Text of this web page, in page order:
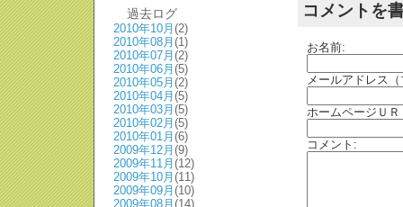
過去ログ
2010年10月 (2)
2010年08月 (1)
2010年07月 (2)
2010年06月 (5)
2010年05月 (2)
2010年04月 (5)
2010年03月 (5)
2010年02月 (5)
2010年01月 (6)
2009年12月 (9)
2009年11月 (12)
2009年10月 (11)
2009年09月 (10)
2009年08月 (14)
コメントを
お名前:
メールアドレス
ホームページＵＲ
コメント: